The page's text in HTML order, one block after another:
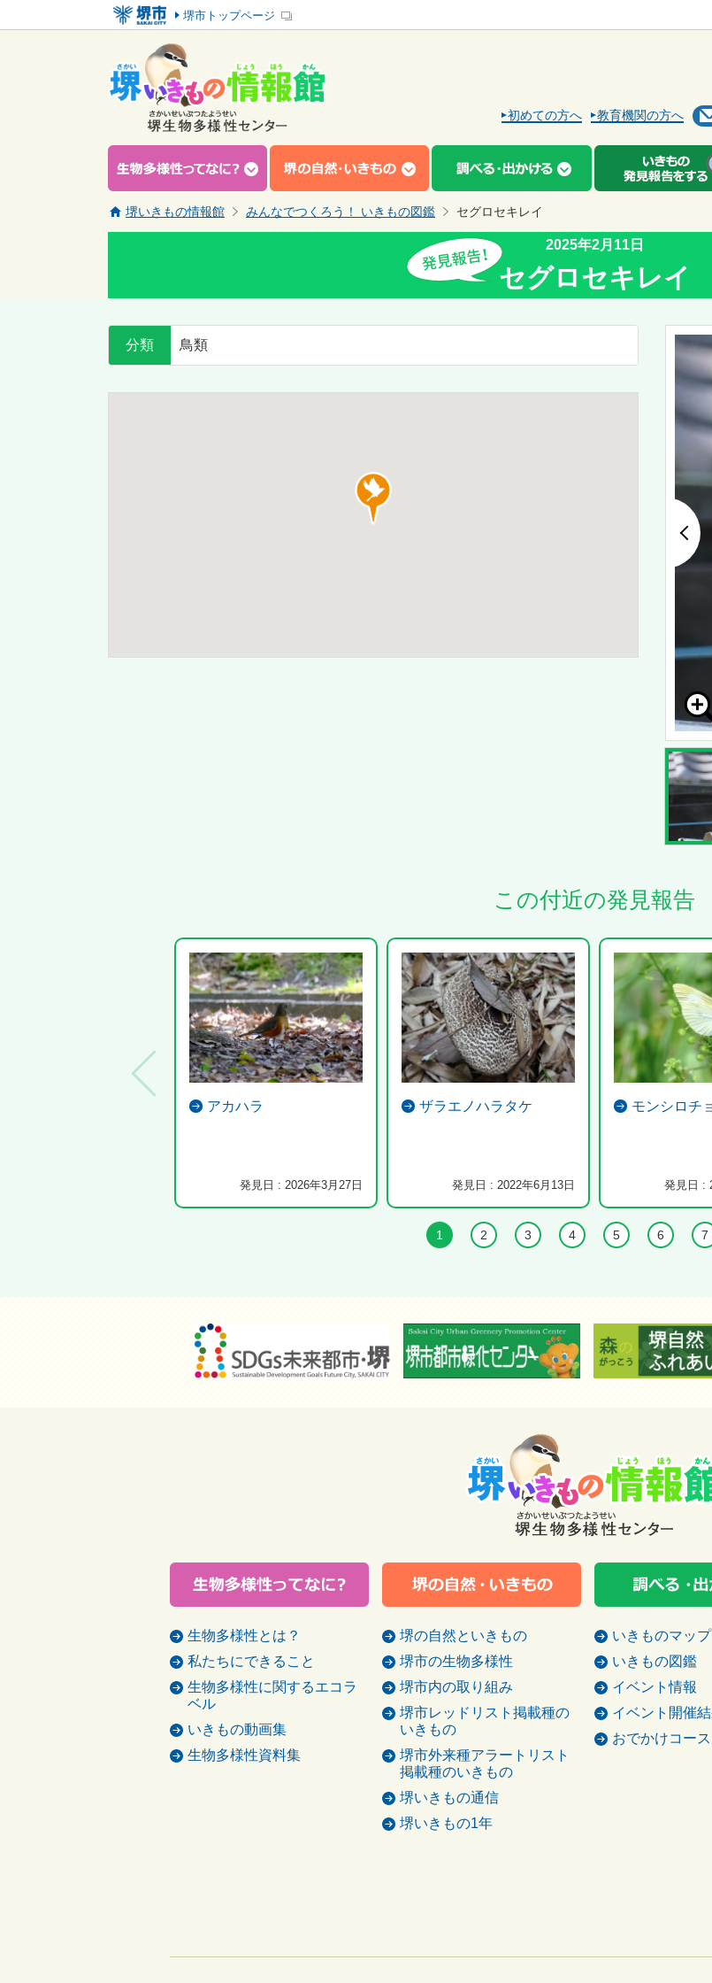
堺市トップページ
初めての方へ 教育機関の方へ
堺いきもの情報館 みんなでつくろう！ いきもの図鑑 セグロセキレイ
2025年2月11日
セグロセキレイ
分類 鳥類
この付近の発見報告
アカハラ
発見日 : 2026年3月27日
ザラエノハラタケ
発見日 : 2022年6月13日
モンシロチ
発見日 :
1 2 3 4 5 6 7
生物多様性とは？
私たちにできること
生物多様性に関するエコラ
ベル
いきもの動画集
生物多様性資料集
堺の自然といきもの
堺市の生物多様性
堺市内の取り組み
堺市レッドリスト掲載種の
いきもの
堺市外来種アラートリスト
掲載種のいきもの
堺いきもの通信
堺いきもの1年
いきものマップ
いきもの図鑑
イベント情報
イベント開催
おでかけコース